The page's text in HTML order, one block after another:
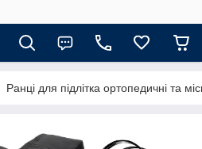
Ранці для підлітка ортопедичні та